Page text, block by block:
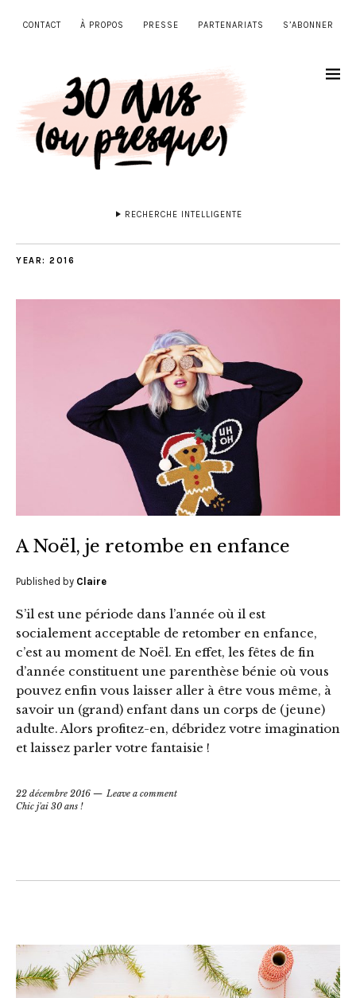
CONTACT À PROPOS PRESSE PARTENARIATS S’ABONNER
RECHERCHE INTELLIGENTE
YEAR: 2016
A Noël, je retombe en enfance
Published by Claire
S’il est une période dans l’année où il est
socialement acceptable de retomber en enfance,
c’est au moment de Noël. En effet, les fêtes de fin
d’année constituent une parenthèse bénie où vous
pouvez enfin vous laisser aller à être vous même, à
savoir un (grand) enfant dans un corps de (jeune)
adulte. Alors profitez-en, débridez votre imagination
et laissez parler votre fantaisie !
22 décembre 2016
Leave a comment
Chic j'ai 30 ans !